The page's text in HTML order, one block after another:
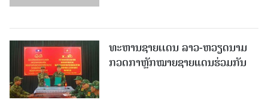
ກວດກາຫຼັກໝາຍຊາຍແດນຮ່ວມກັນ